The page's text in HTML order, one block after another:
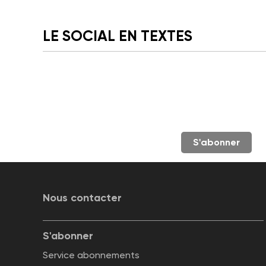
LE SOCIAL EN TEXTES
S'abonner
Nous contacter
S'abonner
Service abonnements